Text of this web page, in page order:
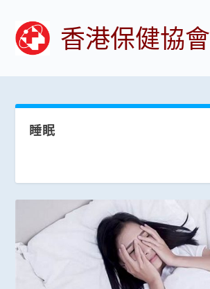
香港保健協會
睡眠